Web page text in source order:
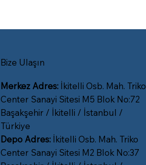
Bize Ulaşın
Merkez Adres: İkitelli Osb. Mah. Triko
Center Sanayi Sitesi M5 Blok No:72
Başakşehir / İkitelli / İstanbul /
Türkiye
Depo Adres: İkitelli Osb. Mah. Triko
Center Sanayi Sitesi M2 Blok No:37